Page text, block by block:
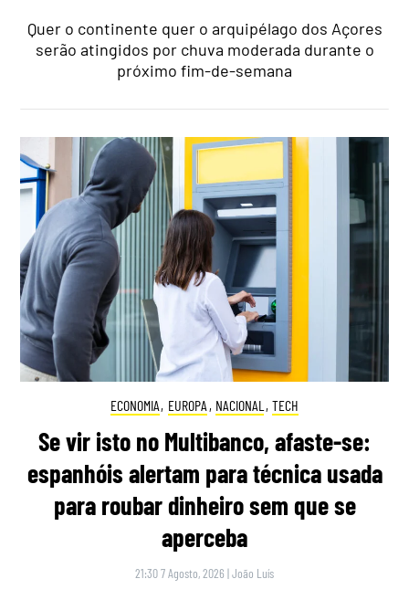
Quer o continente quer o arquipélago dos Açores
serão atingidos por chuva moderada durante o
próximo fim-de-semana
ECONOMIA, EUROPA , NACIONAL , TECH
Se vir isto no Multibanco, afaste-se:
espanhóis alertam para técnica usada
para roubar dinheiro sem que se
aperceba
21:30 7 Agosto, 2026 |João Luís